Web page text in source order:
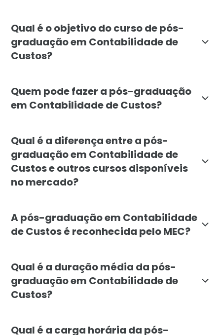
Qual é o objetivo do curso de pós-
graduação em Contabilidade de
Custos?
Quem pode fazer a pós-graduação
em Contabilidade de Custos?
Qual é a diferença entre a pós-
graduação em Contabilidade de
Custos e outros cursos disponíveis
no mercado?
A pós-graduação em Contabilidade
de Custos é reconhecida pelo MEC?
Qual é a duração média da pós-
graduação em Contabilidade de
Custos?
Qual é a carga horária da pós-